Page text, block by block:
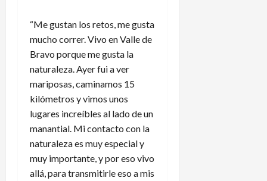
“Me gustan los retos, me gusta
mucho correr. Vivo en Valle de
Bravo porque me gusta la
naturaleza. Ayer fui a ver
mariposas, caminamos 15
kilómetros y vimos unos
lugares increíbles al lado de un
manantial. Mi contacto con la
naturaleza es muy especial y
muy importante, y por eso vivo
allá, para transmitirle eso a mis